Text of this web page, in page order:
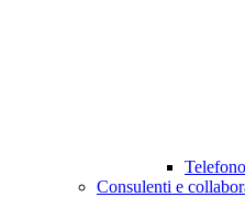
Consulenti e